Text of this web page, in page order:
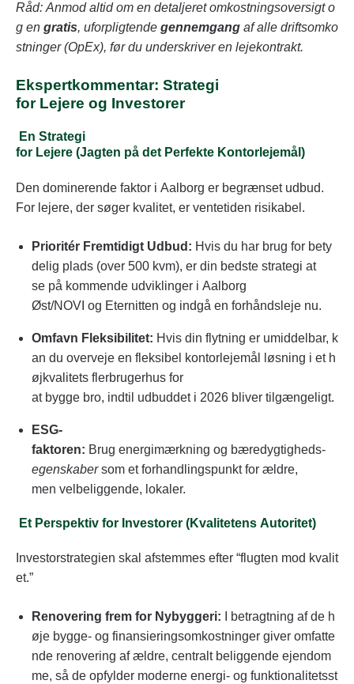
Råd: Anmod altid om en detaljeret omkostningsoversigt o
g en gratis, uforpligtende gennemgang af alle driftsomko
stninger (OpEx), før du underskriver en lejekontrakt.
Ekspertkommentar: Strategi
for Lejere og Investorer
En Strategi
for Lejere (Jagten på det Perfekte Kontorlejemål)
Den dominerende faktor i Aalborg er begrænset udbud.
For lejere, der søger kvalitet, er ventetiden risikabel.
Prioritér Fremtidigt Udbud: Hvis du har brug for bety
delig plads (over 500 kvm), er din bedste strategi at
se på kommende udviklinger i Aalborg
Øst/NOVI og Eternitten og indgå en forhåndsleje nu.
Omfavn Fleksibilitet: Hvis din flytning er umiddelbar, k
an du overveje en fleksibel kontorlejemål løsning i et h
øjkvalitets flerbrugerhus for
at bygge bro, indtil udbuddet i 2026 bliver tilgængeligt.
ESG-
faktoren: Brug energimærkning og bæredygtigheds-
egenskabersom et forhandlingspunkt for ældre,
men velbeliggende, lokaler.
Et Perspektiv for Investorer (Kvalitetens Autoritet)
Investorstrategien skal afstemmes efter “flugten mod kvalit
et.”
Renovering frem for Nybyggeri: I betragtning af de h
øje bygge- og finansieringsomkostninger giver omfatte
nde renovering af ældre, centralt beliggende ejendom
me, så de opfylder moderne energi- og funktionalitetsst